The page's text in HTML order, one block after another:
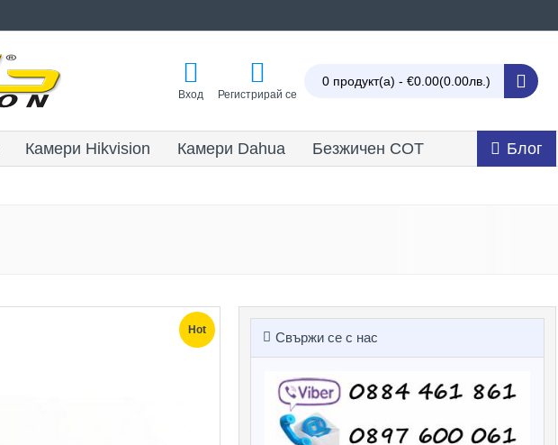
Вход Регистрирай се
0 продукт(а) - €0.00(0.00лв.)
Камери Hikvision Камери Dahua Безжичен СОТ Блог
Hot Свържи се с нас